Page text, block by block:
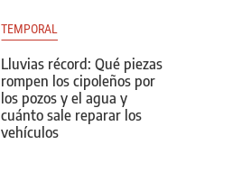
TEMPORAL
Lluvias récord: Qué piezas
rompen los cipoleños por
los pozos y el agua y
cuánto sale reparar los
vehículos